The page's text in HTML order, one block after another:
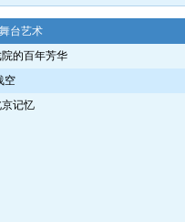
台艺术
的百年芳华
空
记忆